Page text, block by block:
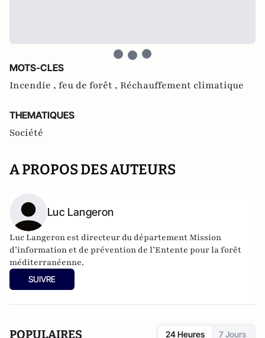
MOTS-CLES
Incendie , feu de forêt , Réchauffement climatique
THEMATIQUES
Société
A PROPOS DES AUTEURS
Luc Langeron
Luc Langeron est directeur du département Mission
d’information et de prévention de l’Entente pour la forêt
méditerranéenne.
SUIVRE
POPULAIRES 24 Heures 7 Jours